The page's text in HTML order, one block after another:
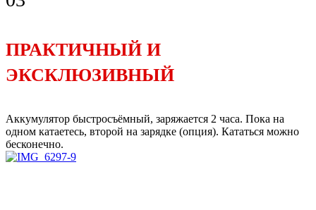
ПРАКТИЧНЫЙ И
ЭКСКЛЮЗИВНЫЙ
Аккумулятор быстросъёмный, заряжается 2 часа. Пока на
одном катаетесь, второй на зарядке (опция). Кататься можно
бесконечно.